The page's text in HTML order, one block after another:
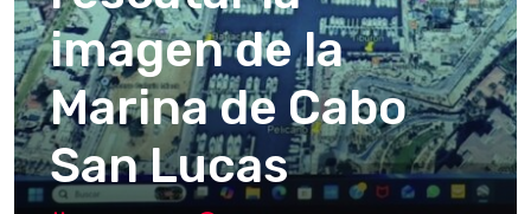
imagen de la
Marina de Cabo
San Lucas